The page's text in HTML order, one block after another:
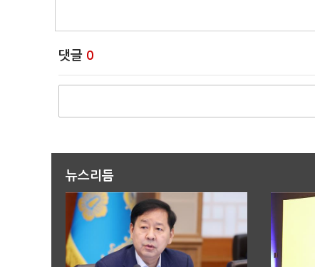
댓글 0
뉴스리듬